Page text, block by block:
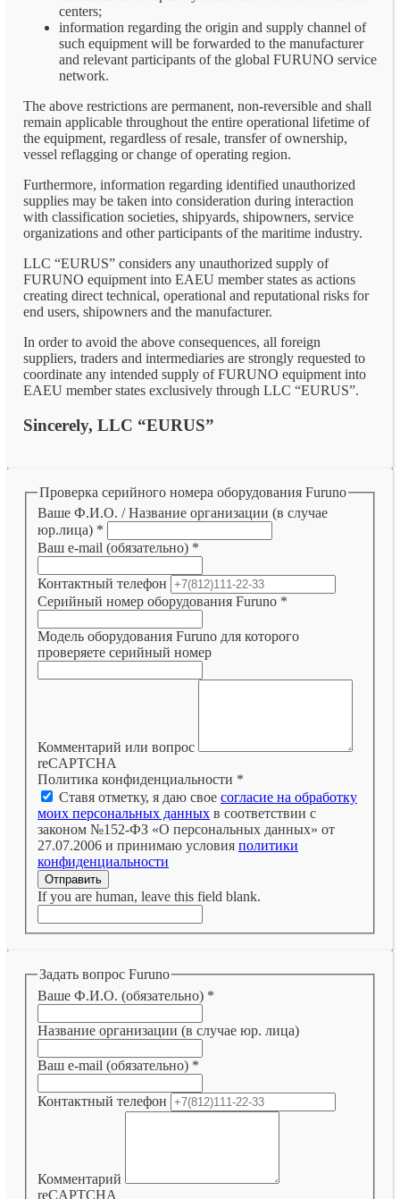
centers;
information regarding the origin and supply channel of
such equipment will be forwarded to the manufacturer
and relevant participants of the global FURUNO service
network.
The above restrictions are permanent, non-reversible and shall
remain applicable throughout the entire operational lifetime of
the equipment, regardless of resale, transfer of ownership,
vessel reflagging or change of operating region.
Furthermore, information regarding identified unauthorized
supplies may be taken into consideration during interaction
with classification societies, shipyards, shipowners, service
organizations and other participants of the maritime industry.
LLC “EURUS” considers any unauthorized supply of
FURUNO equipment into EAEU member states as actions
creating direct technical, operational and reputational risks for
end users, shipowners and the manufacturer.
In order to avoid the above consequences, all foreign
suppliers, traders and intermediaries are strongly requested to
coordinate any intended supply of FURUNO equipment into
EAEU member states exclusively through LLC “EURUS”.
Sincerely, LLC “EURUS”
Проверка серийного номера оборудования Furuno
Ваше Ф.И.О. / Название организации (в случае
юр.лица) *
Ваш e-mail (обязательно) *
Контактный телефон
Серийный номер оборудования Furuno *
Модель оборудования Furuno для которого
проверяете серийный номер
Комментарий или вопрос
reCAPTCHA
Политика конфиденциальности *
Ставя отметку, я даю свое согласие на обработку
моих персональных данных в соответствии с
законом №152-ФЗ «О персональных данных» от
27.07.2006 и принимаю условия политики
конфиденциальности
Отправить
If you are human, leave this field blank.
Задать вопрос Furuno
Ваше Ф.И.О. (обязательно) *
Название организации (в случае юр. лица)
Ваш e-mail (обязательно) *
Контактный телефон
Комментарий
reCAPTCHA